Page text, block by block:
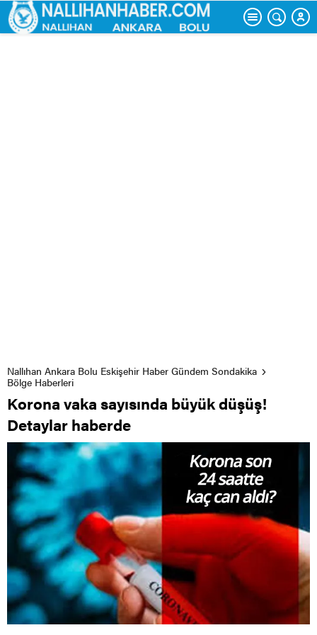
Nallıhan Ankara Bolu Eskişehir Haber Gündem Sondakika
Bölge Haberleri
Korona vaka sayısında büyük düşüş!
Detaylar haberde